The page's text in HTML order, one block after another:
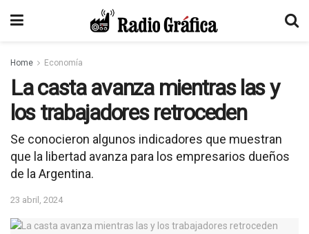
Home Economía
La casta avanza mientras las y
los trabajadores retroceden
Se conocieron algunos indicadores que muestran
que la libertad avanza para los empresarios dueños
de la Argentina.
23 abril, 2024